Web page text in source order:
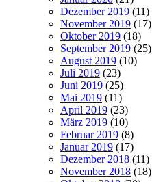
Dezember 2019 (11)
November 2019 (17)
Oktober 2019 (18)
September 2019 (25)
August 2019 (10)
Juli 2019 (23)
Juni 2019 (25)
Mai 2019 (11)
April 2019 (23)
März 2019 (10)
Februar 2019 (8)
Januar 2019 (17)
Dezember 2018 (11)
November 2018 (18)